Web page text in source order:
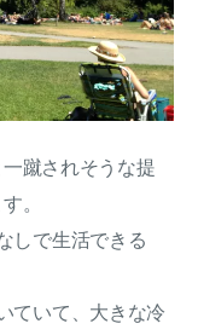
一蹴されそうな提
。
しで生活できる
ていて、大きな冷